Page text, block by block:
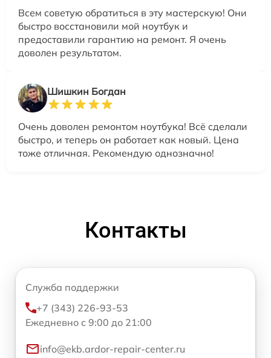
Всем советую обратиться в эту мастерскую! Они
быстро восстановили мой ноутбук и
предоставили гарантию на ремонт. Я очень
доволен результатом.
Шишкин Богдан
Очень доволен ремонтом ноутбука! Всё сделали
быстро, и теперь он работает как новый. Цена
тоже отличная. Рекомендую однозначно!
Контакты
Служба поддержки
+7 (343) 226-93-53
Ежедневно с 9:00 до 21:00
info@ekb.ardor-repair-center.ru